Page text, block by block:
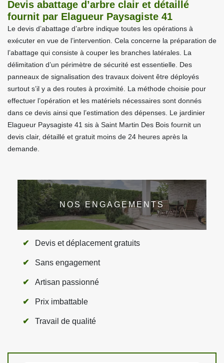
Devis abattage d’arbre clair et détaillé
fournit par Elagueur Paysagiste 41
Le devis d’abattage d’arbre indique toutes les opérations à
exécuter en vue de l’intervention. Cela concerne la préparation de
l’abattage qui consiste à couper les branches latérales. La
délimitation d’un périmètre de sécurité est essentielle. Des
panneaux de signalisation des travaux doivent être déployés
surtout s’il y a des routes à proximité. La méthode choisie pour
effectuer l’opération et les matériels nécessaires sont donnés
dans ce devis ainsi que l’estimation des dépenses. Le jardinier
Elagueur Paysagiste 41 sis à Saint Martin Des Bois fournit un
devis clair, détaillé et gratuit moins de 24 heures après la
demande.
NOS ENGAGEMENTS
Devis et déplacement gratuits
Sans engagement
Artisan passionné
Prix imbattable
Travail de qualité